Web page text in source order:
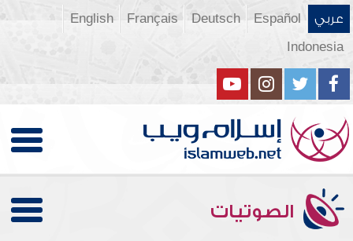
عربي Español
Deutsch
Français
English
Indonesia
الصوتيات